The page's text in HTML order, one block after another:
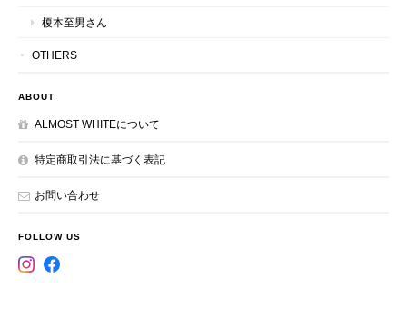
榎本至男さん
OTHERS
ABOUT
ALMOST WHITEについて
特定商取引法に基づく表記
お問い合わせ
FOLLOW US